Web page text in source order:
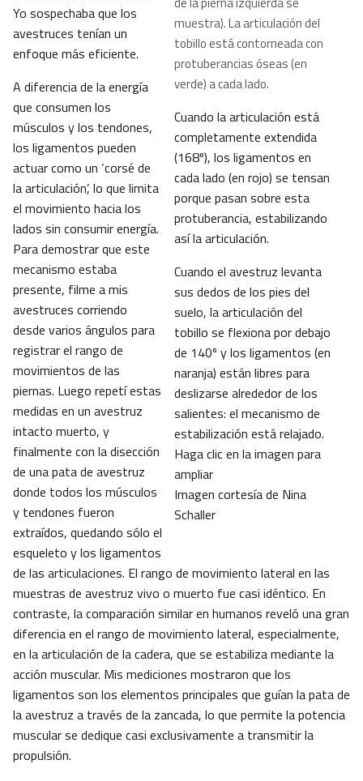
muestra). La articulación del
tobillo está contorneada con
protuberancias óseas (en
verde) a cada lado.
Cuando la articulación está
completamente extendida
(168º), los ligamentos en
cada lado (en rojo) se tensan
porque pasan sobre esta
protuberancia, estabilizando
así la articulación.
Cuando el avestruz levanta
sus dedos de los pies del
suelo, la articulación del
tobillo se flexiona por debajo
de 140º y los ligamentos (en
naranja) están libres para
deslizarse alrededor de los
salientes: el mecanismo de
estabilización está relajado.
Haga clic en la imagen para
ampliar
Imagen cortesía de Nina
Schaller
Yo sospechaba que los
avestruces tenían un
enfoque más eficiente.
A diferencia de la energía
que consumen los
músculos y los tendones,
los ligamentos pueden
actuar como un ‘corsé de
la articulación’, lo que limita
el movimiento hacia los
lados sin consumir energía.
Para demostrar que este
mecanismo estaba
presente, filme a mis
avestruces corriendo
desde varios ángulos para
registrar el rango de
movimientos de las
piernas. Luego repetí estas
medidas en un avestruz
intacto muerto, y
finalmente con la disección
de una pata de avestruz
donde todos los músculos
y tendones fueron
extraídos, quedando sólo el
esqueleto y los ligamentos
de las articulaciones. El rango de movimiento lateral en las
muestras de avestruz vivo o muerto fue casi idéntico. En
contraste, la comparación similar en humanos reveló una gran
diferencia en el rango de movimiento lateral, especialmente,
en la articulación de la cadera, que se estabiliza mediante la
acción muscular. Mis mediciones mostraron que los
ligamentos son los elementos principales que guían la pata de
la avestruz a través de la zancada, lo que permite la potencia
muscular se dedique casi exclusivamente a transmitir la
propulsión.